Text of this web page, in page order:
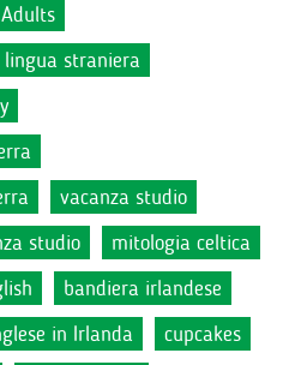
straniera
vacanza studio
studio
mitologia celtica
bandiera irlandese
in Irlanda
cupcakes